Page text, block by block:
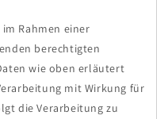
Rahmen einer
berechtigten
wie oben erläutert
mit Wirkung für
die Verarbeitung zu